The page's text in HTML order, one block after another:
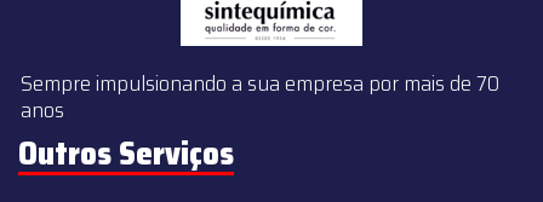
Sempre impulsionando a sua empresa por mais de 70
anos
Outros Serviços